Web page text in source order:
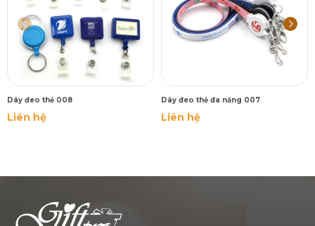
Dây đeo thẻ 008
Liên hệ
Dây đeo thẻ đa năng 007
Liên hệ